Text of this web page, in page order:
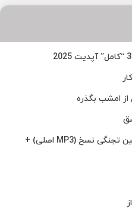
از امشب بگذره
دانلود آهنگ مسعود جلیلیان و رامین تجنگی نسخ (MP3 اصلی) +